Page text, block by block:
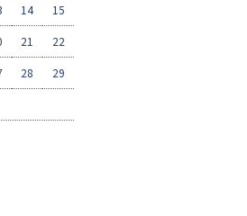
14 15
21 22
28 29